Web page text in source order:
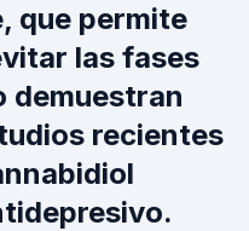
que permite
las fases
demuestran
recientes